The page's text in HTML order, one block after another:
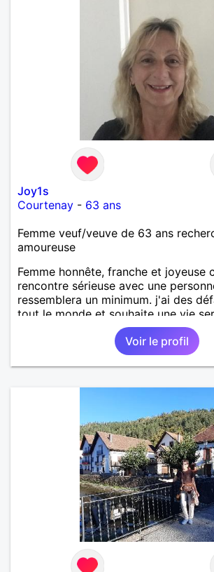
Joy1s
Courtenay - 63 ans
Femme veuf/veuve de 63 ans
amoureuse
Femme honnête, franche et joyeuse
rencontre sérieuse avec une
ressemblera un minimum. j'ai des
tout le monde et souhaite une vie
relation sur du long terme.
Voir le profil